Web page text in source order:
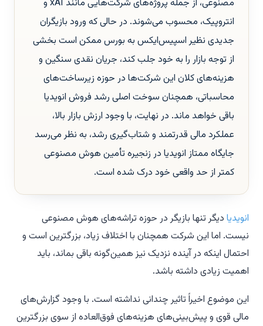
مصنوعی، از جمله پروژه‌های شرکت‌هایی مانند xAI و
انتروپیک، محسوب می‌شوند. در حالی که ورود بازیگران
جدیدی نظیر اسپیس‌ایکس به بورس ممکن است بخشی
از توجه بازار را به خود جلب کند، جریان نقدی سنگین و
هزینه‌های کلان این شرکت‌ها در حوزه زیرساخت‌های
محاسباتی، همچنان سوخت اصلی رشد فروش انویدیا
باقی خواهد ماند. در نهایت، با وجود ارزش بازار بالا،
عملکرد مالی قدرتمند و شتاب‌گیری رشد، به نظر می‌رسد
جایگاه ممتاز انویدیا در زنجیره تأمین هوش مصنوعی
کمتر از حد واقعی خود درک شده است.
انویدیا دیگر تنها بازیگر در حوزه تراشه‌های هوش مصنوعی
نیست. اما این شرکت همچنان با اختلاف زیاد، بزرگترین است و
احتمال اینکه در آینده نزدیک نیز همین‌گونه باقی بماند، باید
اهمیت زیادی داشته باشد.
این موضوع اخیراً تاثیر چندانی نداشته است. با وجود گزارش‌های
مالی قوی و پیش‌بینی‌های هزینه‌های فوق‌العاده از سوی بزرگترین